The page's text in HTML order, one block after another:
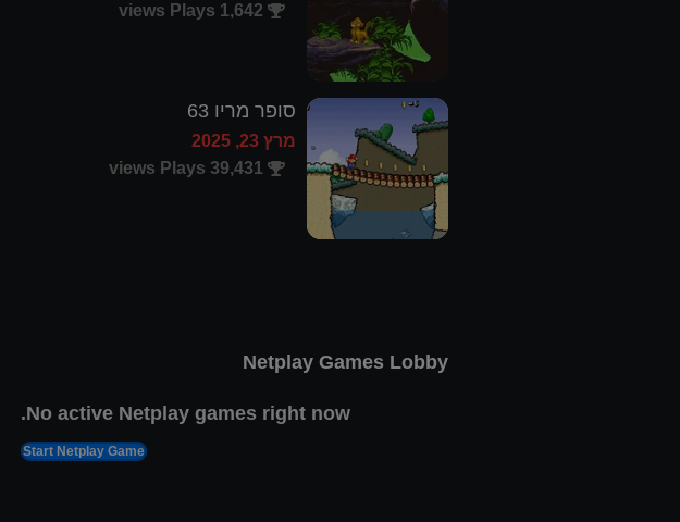
1,642 views Plays
סופר מריו 63
מרץ 23, 2025
39,431 views Plays
Netplay Games Lobby
No active Netplay games right now.
Start Netplay Game